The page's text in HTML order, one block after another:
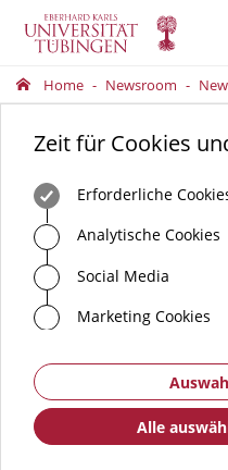
Home Newsroom
Zeit für Cookies
Erforderliche
Analytische Cookies
Social Media
Marketing Cookies
Alle